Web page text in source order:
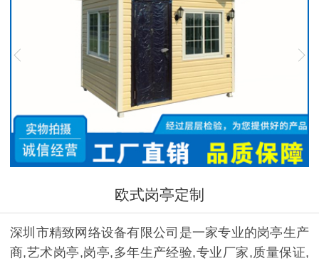
1/1
欧式岗亭定制
深圳市精致网络设备有限公司是一家专业的岗亭生产
商,艺术岗亭,岗亭,多年生产经验,专业厂家,质量保证,